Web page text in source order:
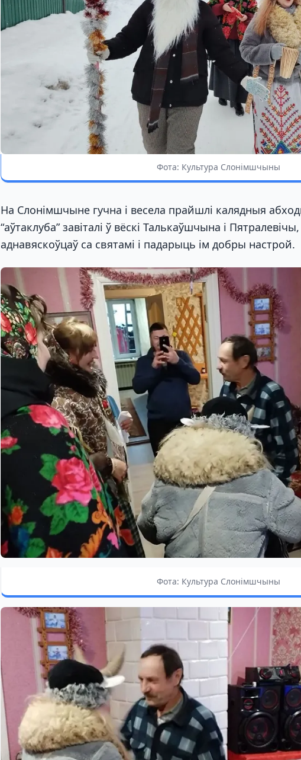
Фота: Культура Слонімшчыны
На Слонімшчыне гучна і весела прайшлі калядныя
“аўтаклуба” завіталі ў вёскі Талькаўшчына і
аднавяскоўцаў са святамі і падарыць ім добры настрой.
Фота: Культура Слонімшчыны